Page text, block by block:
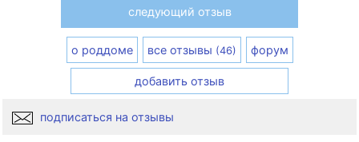
следующий отзыв
о роддоме все отзывы (46) форум
добавить отзыв
подписаться на отзывы